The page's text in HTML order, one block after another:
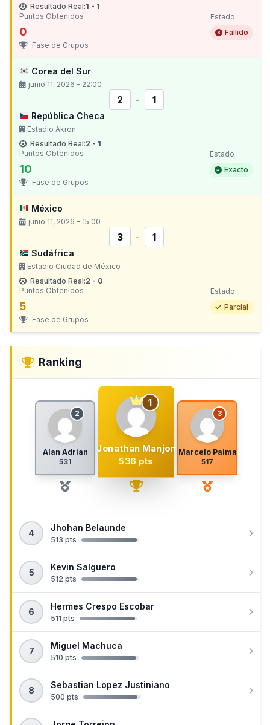
Resultado Real:1 - 1
Puntos Obtenidos
0
Estado
Fallido
Fase de Grupos
Corea del Sur
junio 11, 2026 - 22:00
2 - 1
República Checa
Estadio Akron
Resultado Real:2 - 1
Puntos Obtenidos
10
Estado
Exacto
Fase de Grupos
México
junio 11, 2026 - 15:00
3 - 1
Sudáfrica
Estadio Ciudad de México
Resultado Real:2 - 0
Puntos Obtenidos
5
Estado
Parcial
Fase de Grupos
Ranking
2
Alan Adrian
531
1
Jonathan Manjon
536 pts
3
Marcelo Palma
517
4
Jhohan Belaunde
513 pts
5
Kevin Salguero
512 pts
6
Hermes Crespo Escobar
511 pts
7
Miguel Machuca
510 pts
8
Sebastian Lopez Justiniano
500 pts